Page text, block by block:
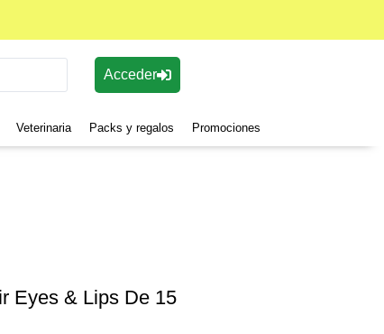
Acceder
Veterinaria Packs y regalos Promociones
Eyes & Lips De 15